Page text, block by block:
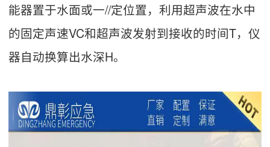
能器置于水面或一//定位置，利用超声波在水中
的固定声速VC和超声波发射到接收的时间T，仪
器自动换算出水深H。